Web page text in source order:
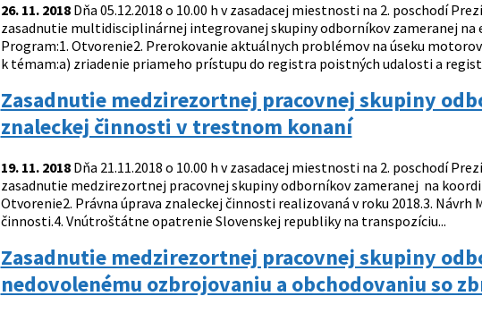
26. 11. 2018Dňa 05.12.2018 o 10.00 h v zasadacej miestnosti na 2. poschodí
zasadnutie multidisciplinárnej integrovanej skupiny odborníkov zameranej
Program:1. Otvorenie2. Prerokovanie aktuálnych problémov na úseku
k témam:a) zriadenie priameho prístupu do registra poistných udalosti a
Zasadnutie medzirezortnej pracovnej skupiny
znaleckej činnosti v trestnom konaní
19. 11. 2018Dňa 21.11.2018 o 10.00 h v zasadacej miestnosti na 2. poschodí
zasadnutie medzirezortnej pracovnej skupiny odborníkov zameranej na
Otvorenie2. Právna úprava znaleckej činnosti realizovaná v roku 2018.3. Návrh
činnosti.4. Vnútroštátne opatrenie Slovenskej republiky na transpozíciu...
Zasadnutie medzirezortnej pracovnej skupiny
nedovolenému ozbrojovaniu a obchodovaniu so